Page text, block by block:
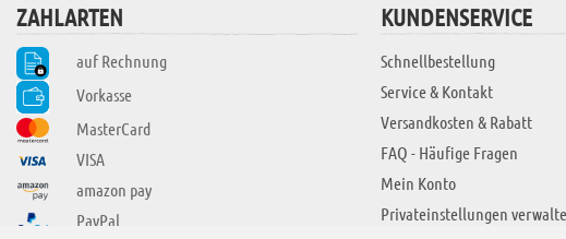
ZAHLARTEN
auf Rechnung
Vorkasse
MasterCard
VISA
amazon pay
PayPal
KUNDENSERVICE
Schnellbestellung
Service & Kontakt
Versandkosten & Rabatt
FAQ - Häufige Fragen
Mein Konto
Privateinstellungen